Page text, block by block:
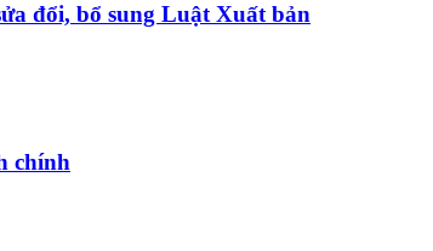
đổi, bổ sung Luật Xuất bản
chính